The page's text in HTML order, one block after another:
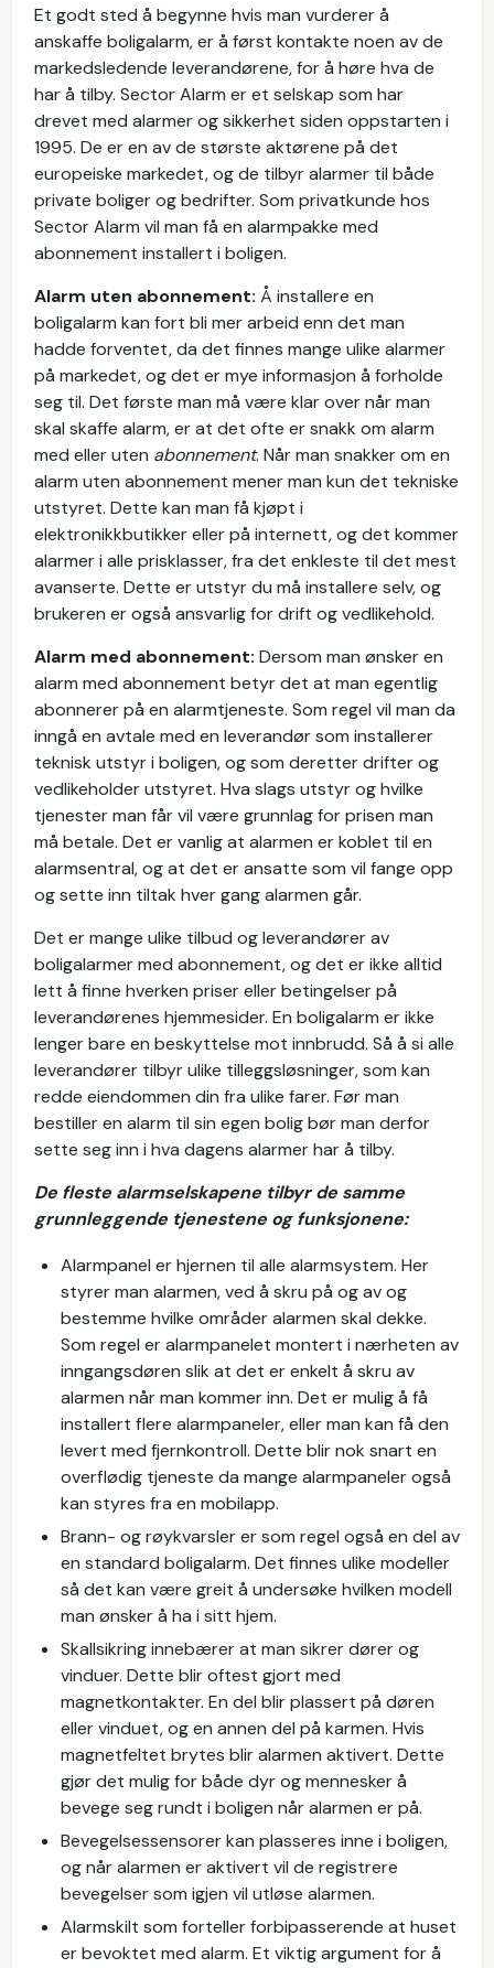
Et godt sted å begynne hvis man vurderer å
anskaffe boligalarm, er å først kontakte noen av de
markedsledende leverandørene, for å høre hva de
har å tilby. Sector Alarm er et selskap som har
drevet med alarmer og sikkerhet siden oppstarten i
1995. De er en av de største aktørene på det
europeiske markedet, og de tilbyr alarmer til både
private boliger og bedrifter. Som privatkunde hos
Sector Alarm vil man få en alarmpakke med
abonnement installert i boligen.
Alarm uten abonnement: Å installere en
boligalarm kan fort bli mer arbeid enn det man
hadde forventet, da det finnes mange ulike alarmer
på markedet, og det er mye informasjon å forholde
seg til. Det første man må være klar over når man
skal skaffe alarm, er at det ofte er snakk om alarm
med eller uten abonnement. Når man snakker om en
alarm uten abonnement mener man kun det tekniske
utstyret. Dette kan man få kjøpt i
elektronikkbutikker eller på internett, og det kommer
alarmer i alle prisklasser, fra det enkleste til det mest
avanserte. Dette er utstyr du må installere selv, og
brukeren er også ansvarlig for drift og vedlikehold.
Alarm med abonnement: Dersom man ønsker en
alarm med abonnement betyr det at man egentlig
abonnerer på en alarmtjeneste. Som regel vil man da
inngå en avtale med en leverandør som installerer
teknisk utstyr i boligen, og som deretter drifter og
vedlikeholder utstyret. Hva slags utstyr og hvilke
tjenester man får vil være grunnlag for prisen man
må betale. Det er vanlig at alarmen er koblet til en
alarmsentral, og at det er ansatte som vil fange opp
og sette inn tiltak hver gang alarmen går.
Det er mange ulike tilbud og leverandører av
boligalarmer med abonnement, og det er ikke alltid
lett å finne hverken priser eller betingelser på
leverandørenes hjemmesider. En boligalarm er ikke
lenger bare en beskyttelse mot innbrudd. Så å si alle
leverandører tilbyr ulike tilleggsløsninger, som kan
redde eiendommen din fra ulike farer. Før man
bestiller en alarm til sin egen bolig bør man derfor
sette seg inn i hva dagens alarmer har å tilby.
De fleste alarmselskapene tilbyr de samme
grunnleggende tjenestene og funksjonene:
Alarmpanel er hjernen til alle alarmsystem. Her
styrer man alarmen, ved å skru på og av og
bestemme hvilke områder alarmen skal dekke.
Som regel er alarmpanelet montert i nærheten av
inngangsdøren slik at det er enkelt å skru av
alarmen når man kommer inn. Det er mulig å få
installert flere alarmpaneler, eller man kan få den
levert med fjernkontroll. Dette blir nok snart en
overflødig tjeneste da mange alarmpaneler også
kan styres fra en mobilapp.
Brann- og røykvarsler er som regel også en del av
en standard boligalarm. Det finnes ulike modeller
så det kan være greit å undersøke hvilken modell
man ønsker å ha i sitt hjem.
Skallsikring innebærer at man sikrer dører og
vinduer. Dette blir oftest gjort med
magnetkontakter. En del blir plassert på døren
eller vinduet, og en annen del på karmen. Hvis
magnetfeltet brytes blir alarmen aktivert. Dette
gjør det mulig for både dyr og mennesker å
bevege seg rundt i boligen når alarmen er på.
Bevegelsessensorer kan plasseres inne i boligen,
og når alarmen er aktivert vil de registrere
bevegelser som igjen vil utløse alarmen.
Alarmskilt som forteller forbipasserende at huset
er bevoktet med alarm. Et viktig argument for å